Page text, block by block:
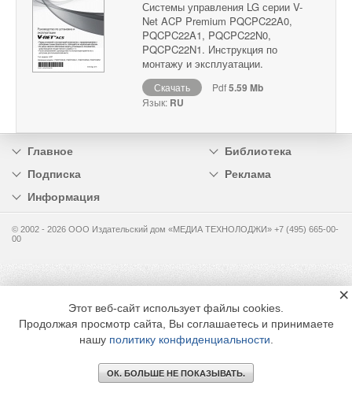
Системы управления LG серии V-
Net ACP Premium PQCPC22A0,
PQCPC22A1, PQCPC22N0,
PQCPC22N1. Инструкция по
монтажу и эксплуатации.
Скачать Pdf5.59 Mb
Язык: RU
Главное
Библиотека
Подписка
Реклама
Информация
© 2002 - 2026 OOO Издательский дом «МЕДИА ТЕХНОЛОДЖИ» +7 (495) 665-00-
00
Этот веб-сайт использует файлы cookies.
Продолжая просмотр сайта, Вы соглашаетесь и принимаете
нашу политику конфиденциальности
ОК. БОЛЬШЕ НЕ ПОКАЗЫВАТЬ.
×